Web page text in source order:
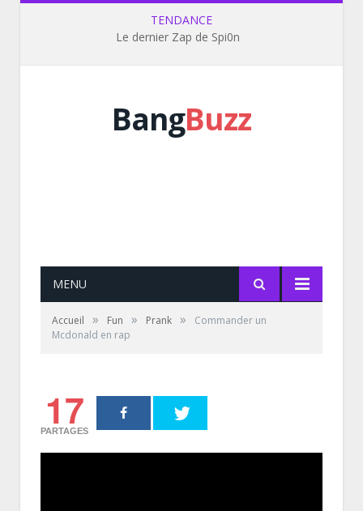
TENDANCE
Le dernier Zap de Spi0n
BangBuzz
MENU
Accueil » Fun » Prank »
Commander un
Mcdonald en rap
17
PARTAGES